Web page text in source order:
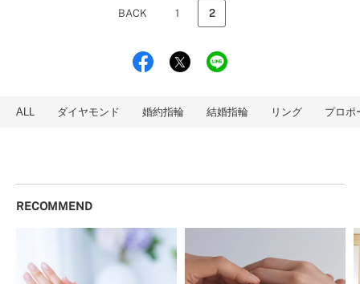
BACK 1 2
ALL ダイヤモンド 婚約指輪 結婚指輪 リング プロポ
RECOMMEND